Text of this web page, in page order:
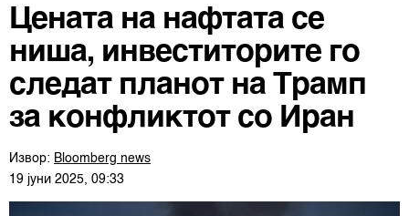
Цената на нафтата се
ниша, инвеститорите го
следат планот на Трамп
за конфликтот со Иран
Извор: Bloomberg news
19 јуни 2025, 09:33